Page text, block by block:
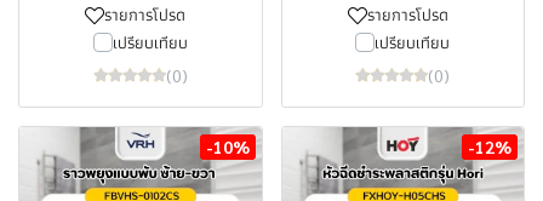
รายการโปรด
เปรียบเทียบ
(0)
รายการโปรด
เปรียบเทียบ
(0)
-10% -12%